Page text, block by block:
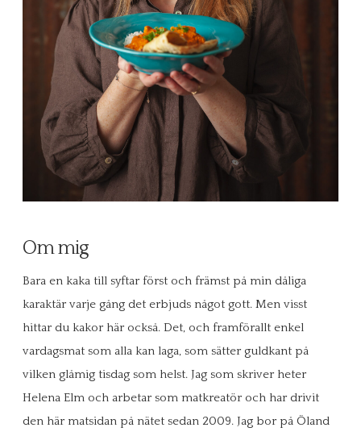
Om mig
Bara en kaka till syftar först och främst på min dåliga
karaktär varje gång det erbjuds något gott. Men visst
hittar du kakor här också. Det, och framförallt enkel
vardagsmat som alla kan laga, som sätter guldkant på
vilken glåmig tisdag som helst. Jag som skriver heter
Helena Elm och arbetar som matkreatör och har drivit
den här matsidan på nätet sedan 2009. Jag bor på Öland